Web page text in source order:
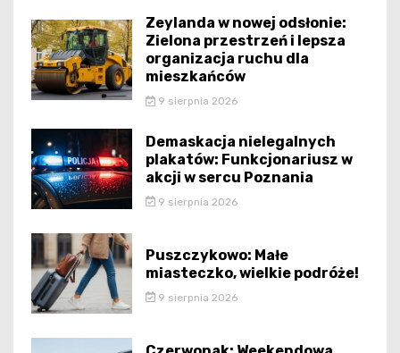
Zeylanda w nowej odsłonie:
Zielona przestrzeń i lepsza
organizacja ruchu dla
mieszkańców
9 sierpnia 2026
Demaskacja nielegalnych
plakatów: Funkcjonariusz w
akcji w sercu Poznania
9 sierpnia 2026
Puszczykowo: Małe
miasteczko, wielkie podróże!
9 sierpnia 2026